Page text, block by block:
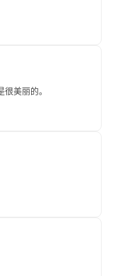
美丽的。